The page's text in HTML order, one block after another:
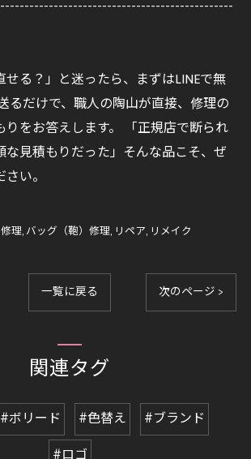
せる？」と迷ったら、まずはLINEで無
るだけで、職人の陶山が直接、修理の
りをお答えします。 「正規店で断られ
な見積もりだった」そんな品こそ、ぜ
い。
理 バッグ（鞄）修理 リペア リメイク
一覧に戻る 次のページ >
関連タグ
#ボリード #色替え
#ブランド